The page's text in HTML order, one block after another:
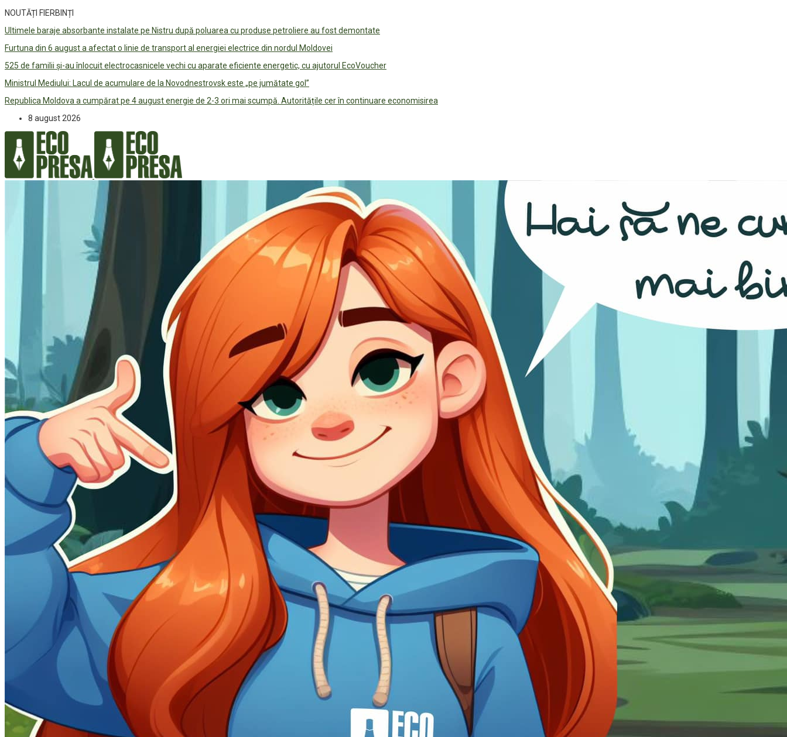
NOUTĂȚI FIERBINȚI
Ultimele baraje absorbante instalate pe Nistru după poluarea cu produse petroliere au fost demontate
Furtuna din 6 august a afectat o linie de transport al energiei electrice din nordul Moldovei
525 de familii și-au înlocuit electrocasnicele vechi cu aparate eficiente energetic, cu ajutorul EcoVoucher
Ministrul Mediului: Lacul de acumulare de la Novodnestrovsk este „pe jumătate gol”
Republica Moldova a cumpărat pe 4 august energie de 2-3 ori mai scumpă. Autoritățile cer în continuare economisirea
8 august 2026